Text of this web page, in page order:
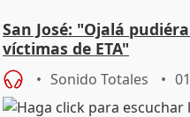
San José: "Ojalá
víctimas de ETA"
Sonido Totales